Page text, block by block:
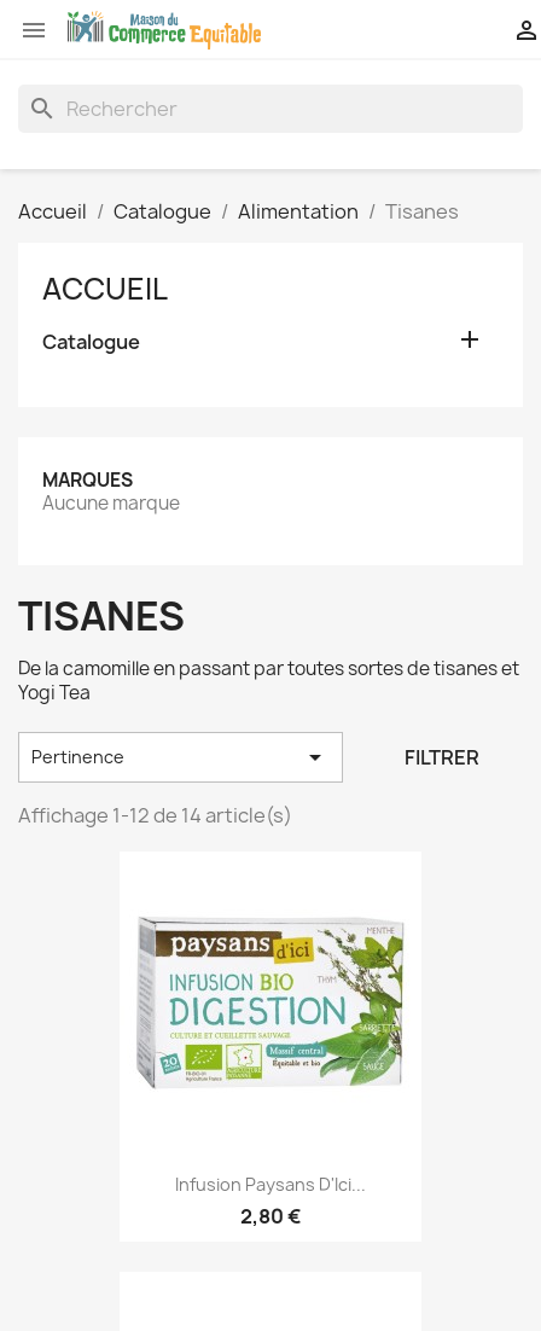
 
search
Accueil Catalogue Alimentation Tisanes
ACCUEIL
Catalogue 
MARQUES
Aucune marque
TISANES
De la camomille en passant par toutes sortes de tisanes et
Yogi Tea
Pertinence  FILTRER
Affichage 1-12 de 14 article(s)
Infusion Paysans D'Ici...
2,80 €